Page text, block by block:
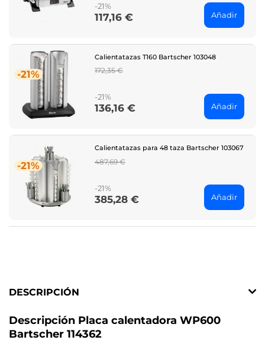
-21%
Price
117,16 € Añadir
-21%
Calientatazas T160 Bartscher 103048
Regular
172,35 €
-21%
Price
136,16 € Añadir
-21%
Calientatazas para 48 taza Bartscher 103067
Regular
487,69 €
-21%
Price
385,28 € Añadir
DESCRIPCIÓN
Descripción Placa calentadora WP600
Bartscher 114362